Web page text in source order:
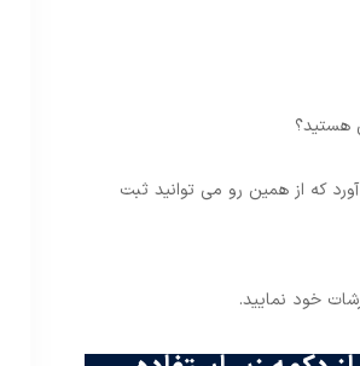
هستید؟
که از همین رو می توانید ثبت
خود نمایید.